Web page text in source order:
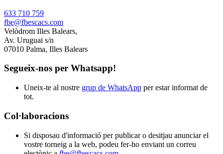
633 710 759
fbe@fbescacs.com
Velòdrom Illes Balears,
Av. Uruguai s/n
07010 Palma, Illes Balears
Segueix-nos per Whatsapp!
Uneix-te al nostre grup de WhatsApp per estar informat de
tot.
Col·laboracions
Si disposau d'informació per publicar o desitjau anunciar el
vostre torneig a la web, podeu fer-ho enviant un correu